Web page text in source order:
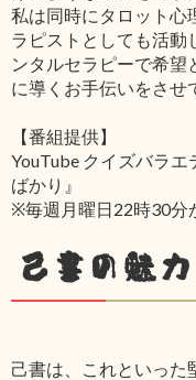
私は同時にタロット心
ラピストとしても活動
ンタルセラピーで希望
に導くお手伝いをさせ
【番組提供】
YouTube クイズバラ
ばかり』
※毎週月曜日22時30分
己書の魅力
己書は、これといった